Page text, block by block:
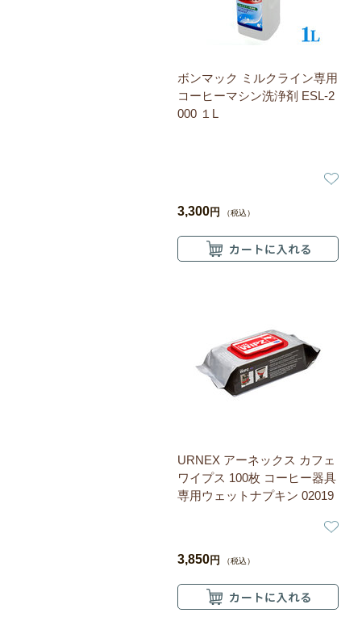
ボンマック ミルクライン専用
コーヒーマシン洗浄剤 ESL-2
000 １L
3,300円 （税込）
URNEX アーネックス カフェ
ワイプス 100枚 コーヒー器具
専用ウェットナプキン 02019
3,850円 （税込）